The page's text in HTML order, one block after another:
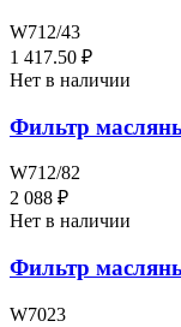
W712/43
1 417.50 ₽
Нет в наличии
Фильтр
W712/82
2 088 ₽
Нет в наличии
Фильтр
W7023